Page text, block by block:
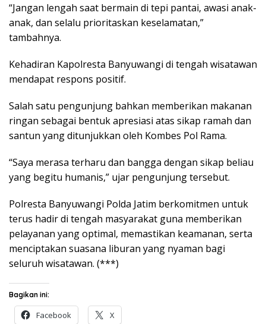
“Jangan lengah saat bermain di tepi pantai, awasi anak-
anak, dan selalu prioritaskan keselamatan,”
tambahnya.
Kehadiran Kapolresta Banyuwangi di tengah wisatawan
mendapat respons positif.
Salah satu pengunjung bahkan memberikan makanan
ringan sebagai bentuk apresiasi atas sikap ramah dan
santun yang ditunjukkan oleh Kombes Pol Rama.
“Saya merasa terharu dan bangga dengan sikap beliau
yang begitu humanis,” ujar pengunjung tersebut.
Polresta Banyuwangi Polda Jatim berkomitmen untuk
terus hadir di tengah masyarakat guna memberikan
pelayanan yang optimal, memastikan keamanan, serta
menciptakan suasana liburan yang nyaman bagi
seluruh wisatawan. (***)
Bagikan ini:
Facebook X